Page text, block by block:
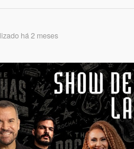
há 2 meses